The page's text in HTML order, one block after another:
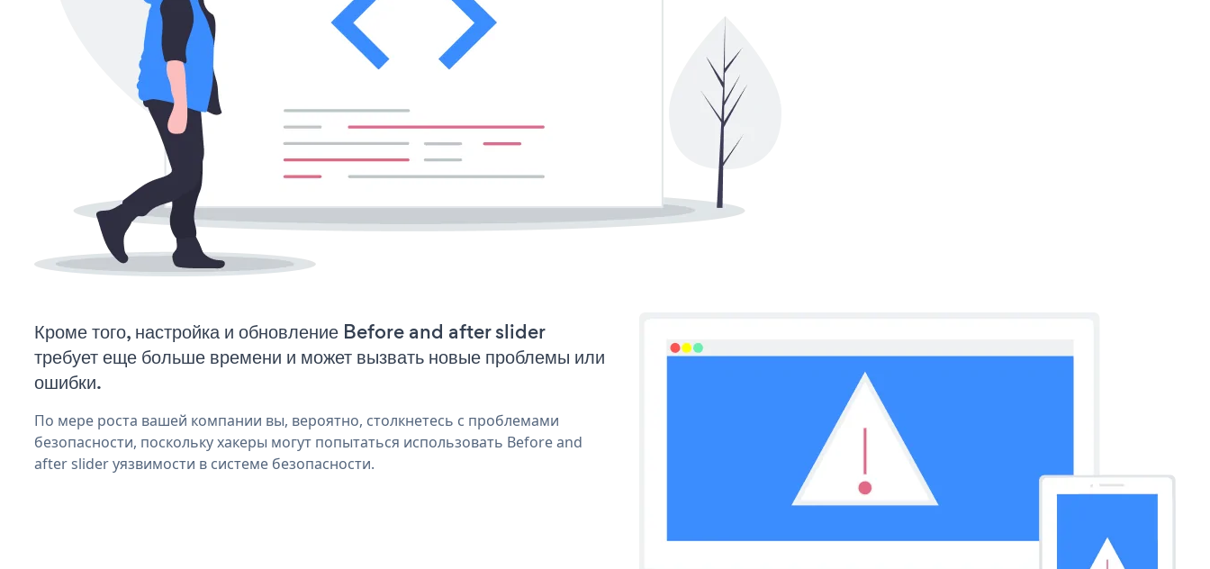
Кроме того, настройка и обновление Before and after slider
требует еще больше времени и может вызвать новые проблемы или
ошибки.
По мере роста вашей компании вы, вероятно, столкнетесь с проблемами
безопасности, поскольку хакеры могут попытаться использовать Before and
after slider уязвимости в системе безопасности.